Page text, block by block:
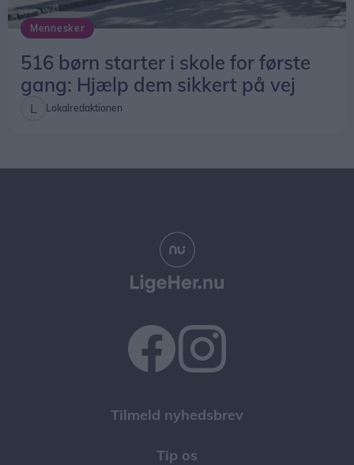
Mennesker
516 børn starter i skole for første
gang: Hjælp dem sikkert på vej
Lokalredaktionen
Tilmeld nyhedsbrev
Tip os